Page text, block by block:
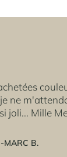
ne
joli... Mille
MARC B.